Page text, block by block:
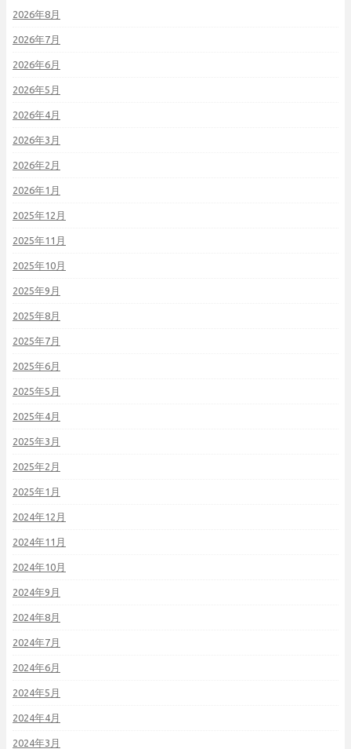
2026年8月
2026年7月
2026年6月
2026年5月
2026年4月
2026年3月
2026年2月
2026年1月
2025年12月
2025年11月
2025年10月
2025年9月
2025年8月
2025年7月
2025年6月
2025年5月
2025年4月
2025年3月
2025年2月
2025年1月
2024年12月
2024年11月
2024年10月
2024年9月
2024年8月
2024年7月
2024年6月
2024年5月
2024年4月
2024年3月